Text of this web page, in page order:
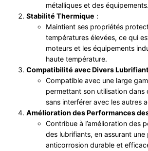
métalliques et des équipements.
Stabilité Thermique :
Maintient ses propriétés
températures élevées, ce qui
moteurs et les équipements
haute température.
Compatibilité avec Divers
Compatible avec une large
permettant son utilisation dans
sans interférer avec les autres
Amélioration des Performances
Contribue à l’amélioration des
des lubrifiants, en assurant
anticorrosion durable et